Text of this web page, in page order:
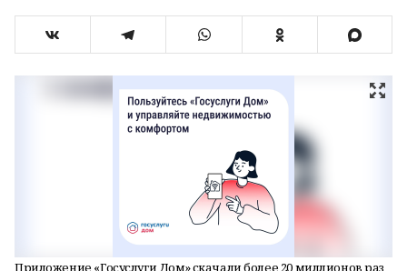
Приложение «Госуслуги Дом» скачали более 20 миллионов раз